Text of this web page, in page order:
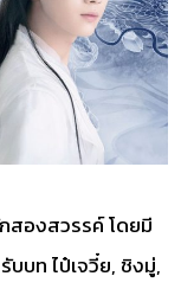
สองสวรรค์ โดยมี
บบท ไป๋เจวี๋ย, ชิงมู่,